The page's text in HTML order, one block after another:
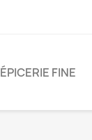
ÉPICERIE FINE